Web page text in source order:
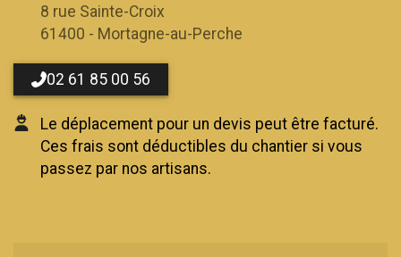
8 rue Sainte-Croix
61400 - Mortagne-au-Perche
02 61 85 00 56
Le déplacement pour un devis peut être facturé.
Ces frais sont déductibles du chantier si vous
passez par nos artisans.